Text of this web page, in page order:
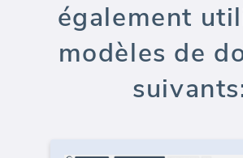
également
modèles de